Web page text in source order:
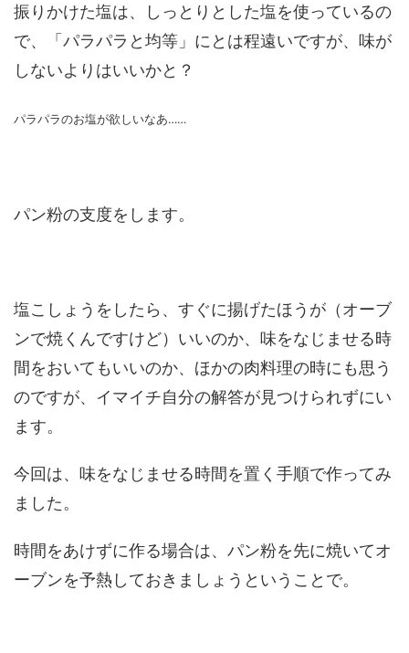
振りかけた塩は、しっとりとした塩を使っているの
で、「パラパラと均等」にとは程遠いですが、味が
しないよりはいいかと？
パラパラのお塩が欲しいなあ……
パン粉の支度をします。
塩こしょうをしたら、すぐに揚げたほうが（オーブ
ンで焼くんですけど）いいのか、味をなじませる時
間をおいてもいいのか、ほかの肉料理の時にも思う
のですが、イマイチ自分の解答が見つけられずにい
ます。
今回は、味をなじませる時間を置く手順で作ってみ
ました。
時間をあけずに作る場合は、パン粉を先に焼いてオ
ーブンを予熱しておきましょうということで。